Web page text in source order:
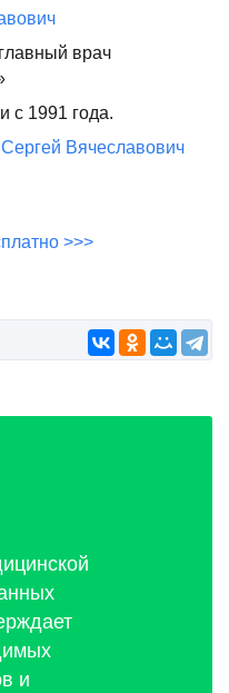
врач
с 1991 года.
Вячеславович
>>>
и